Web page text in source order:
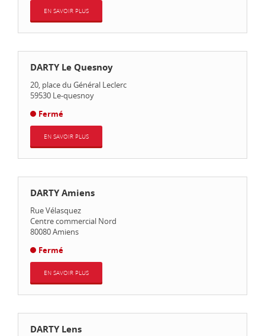
EN SAVOIR PLUS
DARTY Le Quesnoy
20, place du Général Leclerc
59530 Le-quesnoy
Fermé
EN SAVOIR PLUS
DARTY Amiens
Rue Vélasquez
Centre commercial Nord
80080Amiens
Fermé
EN SAVOIR PLUS
DARTY Lens